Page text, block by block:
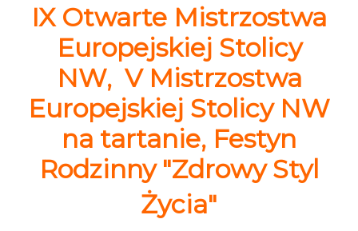
IX Otwarte Mistrzostwa
Europejskiej Stolicy
NW, V Mistrzostwa
Europejskiej Stolicy NW
na tartanie, Festyn
Rodzinny "Zdrowy Styl
Życia"